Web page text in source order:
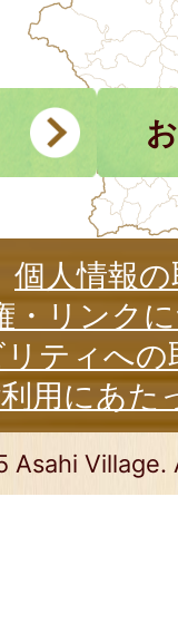
個人情報
・リンク
ティへの
用にあた
Asahi Village.